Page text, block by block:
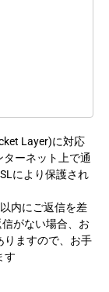
Layer)に対応
ターネット上で通
により保護され
内にご返信を差
がない場合、お
りますので、お手
す